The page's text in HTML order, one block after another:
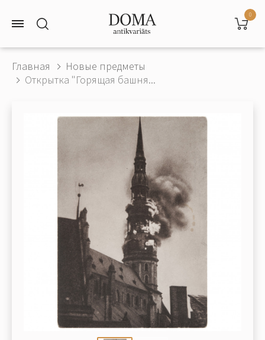
0
Главная
Новые предметы
Открытка "Горящая башня...